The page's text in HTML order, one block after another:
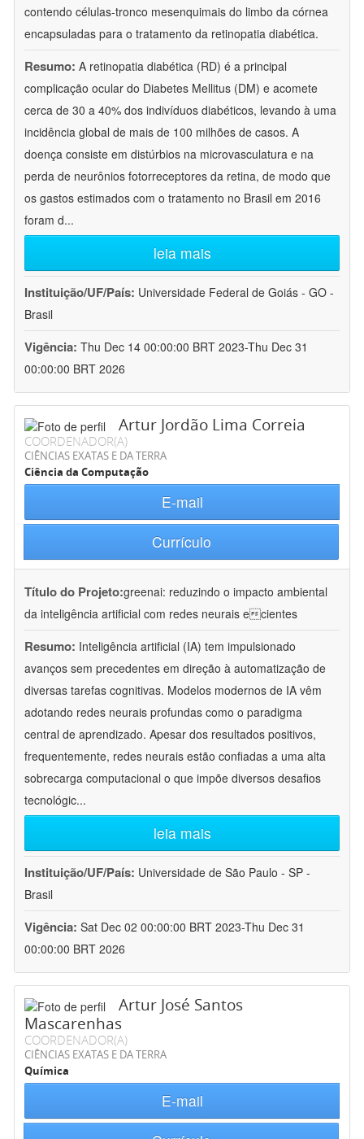
contendo células-tronco mesenquimais do limbo da córnea
encapsuladas para o tratamento da retinopatia diabética.
Resumo: A retinopatia diabética (RD) é a principal
complicação ocular do Diabetes Mellitus (DM) e acomete
cerca de 30 a 40% dos indivíduos diabéticos, levando à uma
incidência global de mais de 100 milhões de casos. A
doença consiste em distúrbios na microvasculatura e na
perda de neurônios fotorreceptores da retina, de modo que
os gastos estimados com o tratamento no Brasil em 2016
foram d...
leia mais
Instituição/UF/País: Universidade Federal de Goiás - GO -
Brasil
Vigência: Thu Dec 14 00:00:00 BRT 2023-Thu Dec 31
00:00:00 BRT 2026
Artur Jordão Lima Correia
COORDENADOR(A)
CIÊNCIAS EXATAS E DA TERRA
Ciência da Computação
E-mail
Currículo
Título do Projeto:greenai: reduzindo o impacto ambiental
da inteligência artificial com redes neurais ecientes
Resumo: Inteligência artificial (IA) tem impulsionado
avanços sem precedentes em direção à automatização de
diversas tarefas cognitivas. Modelos modernos de IA vêm
adotando redes neurais profundas como o paradigma
central de aprendizado. Apesar dos resultados positivos,
frequentemente, redes neurais estão confiadas a uma alta
sobrecarga computacional o que impõe diversos desafios
tecnológic...
leia mais
Instituição/UF/País: Universidade de São Paulo - SP -
Brasil
Vigência: Sat Dec 02 00:00:00 BRT 2023-Thu Dec 31
00:00:00 BRT 2026
Artur José Santos
Mascarenhas
COORDENADOR(A)
CIÊNCIAS EXATAS E DA TERRA
Química
E-mail